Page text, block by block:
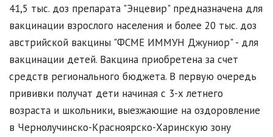
41,5 тыс. доз препарата "Энцевир" предназначена для
вакцинации взрослого населения и более 20 тыс. доз
австрийской вакцины "ФСМЕ ИММУН Джуниор" - для
вакцинации детей. Вакцина приобретена за счет
средств регионального бюджета. В первую очередь
прививки получат дети начиная с 3-х летнего
возраста и школьники, выезжающие на оздоровление
в Чернолучинско-Красноярско-Харинскую зону